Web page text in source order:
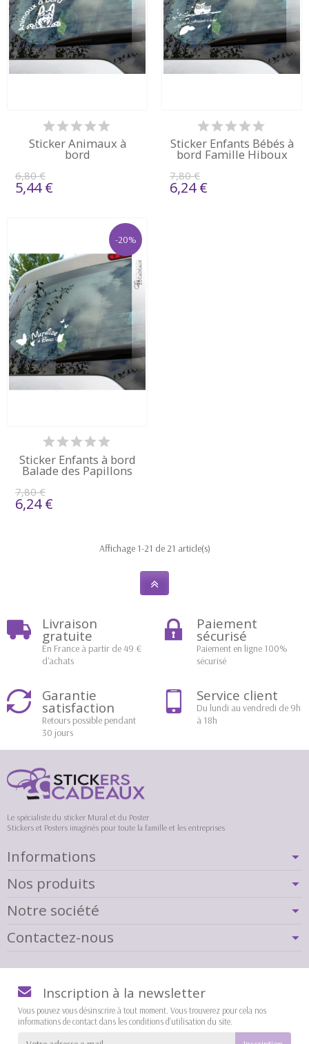
Sticker Animaux à
bord
6,80 €
5,44 €
Sticker Enfants Bébés à
bord Famille Hiboux
7,80 €
6,24 €
-20%
Sticker Enfants à bord
Balade des Papillons
7,80 €
6,24 €
Affichage 1-21 de 21 article(s)
Livraison
gratuite
En France à partir de 49 €
d'achats
Paiement
sécurisé
Paiement en ligne 100%
sécurisé
Garantie
satisfaction
Retours possible pendant
30 jours
Service client
Du lundi au vendredi de 9h
à 18h
Le spécialiste du sticker Mural et du Poster
Stickers et Posters imaginés pour toute la famille et les entreprises
Informations
Nos produits
Notre société
Contactez-nous
Inscription à la newsletter
Vous pouvez vous désinscrire à tout moment. Vous trouverez pour cela nos
informations de contact dans les conditions d'utilisation du site.